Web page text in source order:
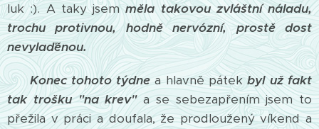
luk :). A taky jsemměla takovou zvláštní náladu,
trochu protivnou, hodně nervózní, prostě dost
nevylaďěnou.
Konec tohoto týdne a hlavně pátekbyl už fakt
tak trošku "na krev"a se sebezapřením jsem to
přežila v práci a doufala, že prodloužený víkend a